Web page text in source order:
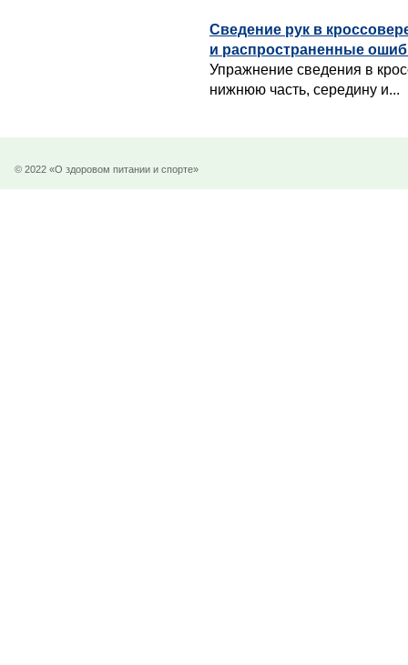
Сведение рук в
и распространенные
Упражнение сведения в
нижнюю часть, середину и...
© 2022 «О здоровом питании и спорте»